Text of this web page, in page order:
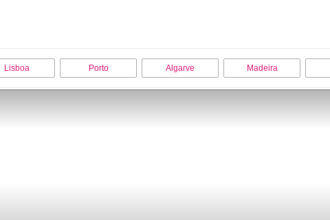
Lisboa Porto Algarve Madeira